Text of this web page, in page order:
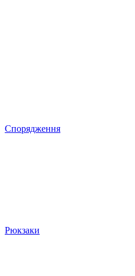
Спорядження
Рюкзаки